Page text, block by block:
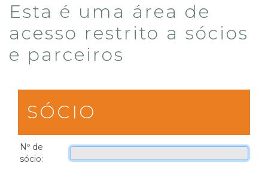
Esta é uma área de
acesso restrito a sócios
e parceiros
SÓCIO
Nº de
sócio: